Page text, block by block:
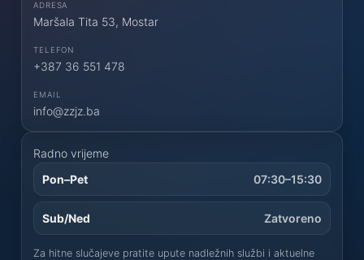
ADRESA
Maršala Tita 53, Mostar
TELEFON
+387 36 551 478
EMAIL
info@zzjz.ba
Radno vrijeme
Pon–Pet
07:30–15:30
Sub/Ned Zatvoreno
Za hitne slučajeve pratite upute nadležnih službi i aktuelne